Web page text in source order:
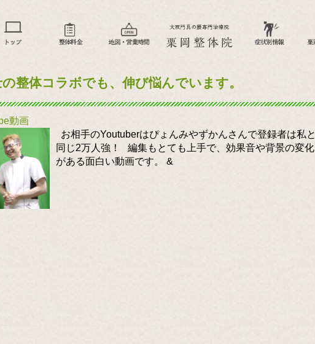
整体コラボでも、伸び悩んでいます。
動画
お相手のYoutuberはぴょんみやずかんさんで登録者は私と
同じ2万人強！ 編集もとても上手で、効果音や背景の変化
がある面白い動画です。 &